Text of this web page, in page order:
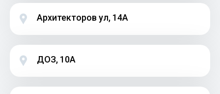
Архитекторов ул, 14А
ДОЗ, 10А